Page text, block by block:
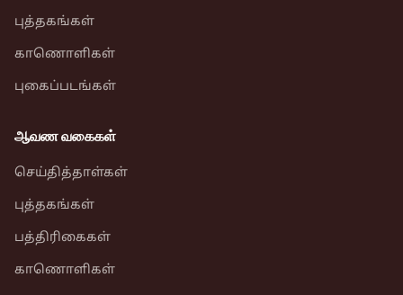
புத்தகங்கள்
காணொளிகள்
புகைப்படங்கள்
ஆவண வகைகள்
செய்தித்தாள்கள்
புத்தகங்கள்
பத்திரிகைகள்
காணொளிகள்